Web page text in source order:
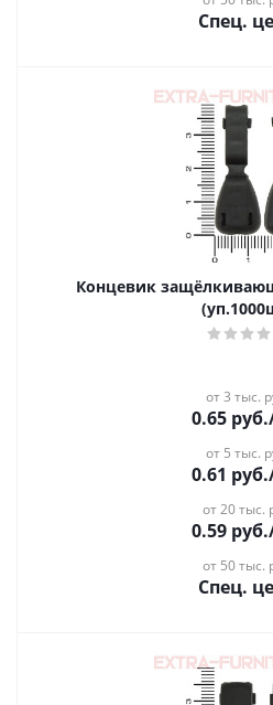
Спец.
Концевик
от 3 тыс.
0.65 руб.
от 5 тыс.
0.61 руб.
от 20 тыс.
0.59 руб.
от 50 тыс.
Спец.